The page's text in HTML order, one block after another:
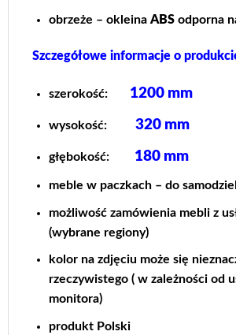
obrzeże – okleina ABS odporna
Szczegółowe informacje o
szerokość: 1200 mm
wysokość: 320 mm
głębokość: 180mm
meble w paczkach – do
możliwość zamówienia mebli z
(wybrane regiony)
kolor na zdjęciu może się
rzeczywistego ( w zależności od
monitora)
produkt Polski